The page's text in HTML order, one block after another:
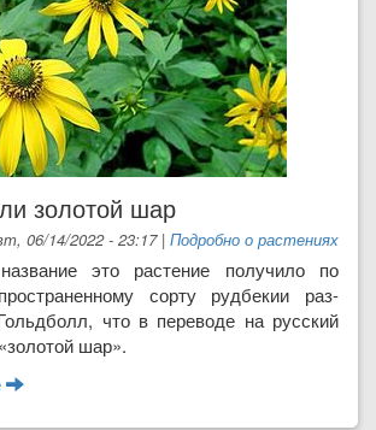
золотой шар
06/14/2022 - 23:17| Подробно о растениях
это растение получило по
сорту рудбекии раз-
что в переводе на русский
шар».